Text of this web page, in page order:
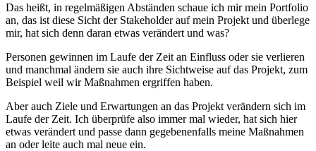
Das heißt, in regelmäßigen Abständen schaue ich mir mein Portfolio
an, das ist diese Sicht der Stakeholder auf mein Projekt und überlege
mir, hat sich denn daran etwas verändert und was?
Personen gewinnen im Laufe der Zeit an Einfluss oder sie verlieren
und manchmal ändern sie auch ihre Sichtweise auf das Projekt, zum
Beispiel weil wir Maßnahmen ergriffen haben.
Aber auch Ziele und Erwartungen an das Projekt verändern sich im
Laufe der Zeit. Ich überprüfe also immer mal wieder, hat sich hier
etwas verändert und passe dann gegebenenfalls meine Maßnahmen
an oder leite auch mal neue ein.